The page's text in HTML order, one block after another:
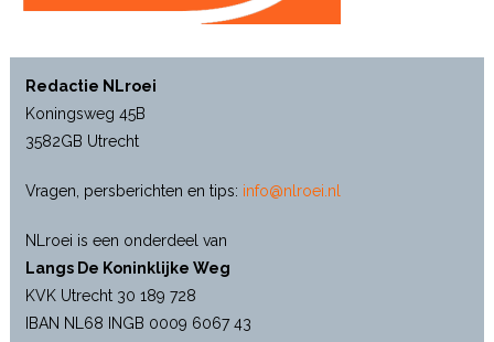
Redactie NLroei
Koningsweg 45B
3582GB Utrecht
Vragen, persberichten en tips: info@nlroei.nl
NLroei is een onderdeel van
Langs De Koninklijke Weg
KVK Utrecht 30 189 728
IBAN NL68 INGB 0009 6067 43